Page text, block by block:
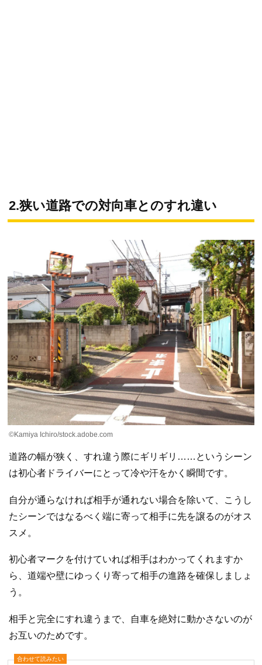
2.狭い道路での対向車とのすれ違い
©Kamiya Ichiro/stock.adobe.com
道路の幅が狭く、すれ違う際にギリギリ……というシーン
は初心者ドライバーにとって冷や汗をかく瞬間です。
自分が通らなければ相手が通れない場合を除いて、こうし
たシーンではなるべく端に寄って相手に先を譲るのがオス
スメ。
初心者マークを付けていれば相手はわかってくれますか
ら、道端や壁にゆっくり寄って相手の進路を確保しましょ
う。
相手と完全にすれ違うまで、自車を絶対に動かさないのが
お互いのためです。